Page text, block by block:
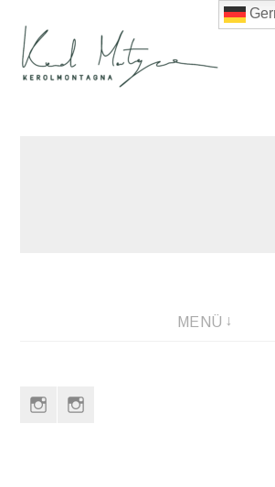
Direkt
zum
Inhalt
MENÜ
Instagram